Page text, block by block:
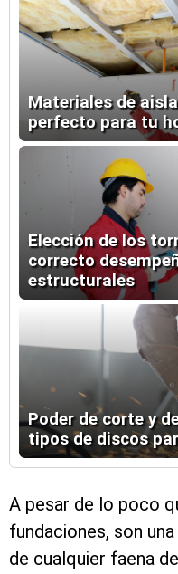
Materiales de
perfecto para tu
Elección de los
correcto
estructurales
Poder de corte y
tipos de discos
A pesar de lo poco
fundaciones, son
de cualquier faena